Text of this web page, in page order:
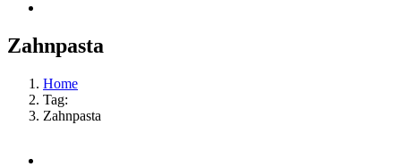
Zahnpasta
Home
Tag:
Zahnpasta